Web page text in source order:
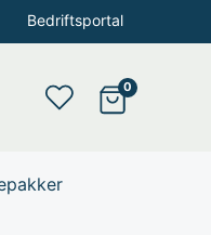
Bedriftsportal